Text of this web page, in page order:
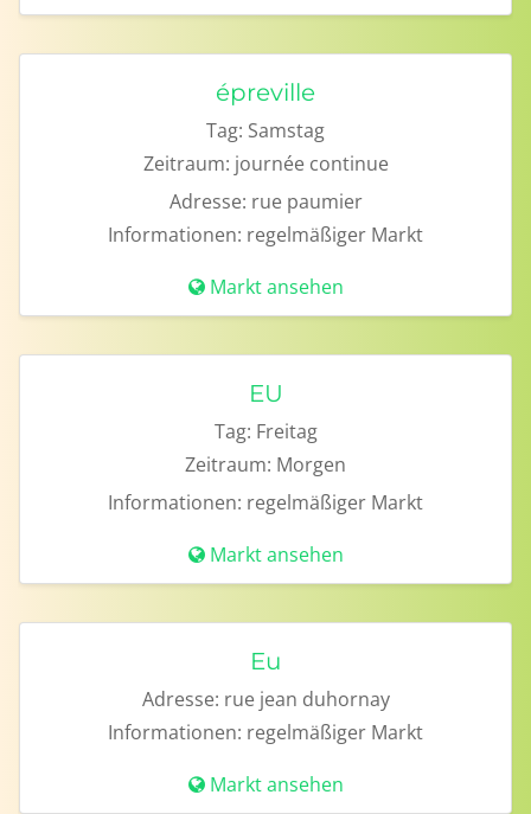
épreville
Tag: Samstag
Zeitraum: journée continue
Adresse: rue paumier
Informationen: regelmäßiger Markt
Markt ansehen
EU
Tag: Freitag
Zeitraum: Morgen
Informationen: regelmäßiger Markt
Markt ansehen
Eu
Adresse: rue jean duhornay
Informationen: regelmäßiger Markt
Markt ansehen